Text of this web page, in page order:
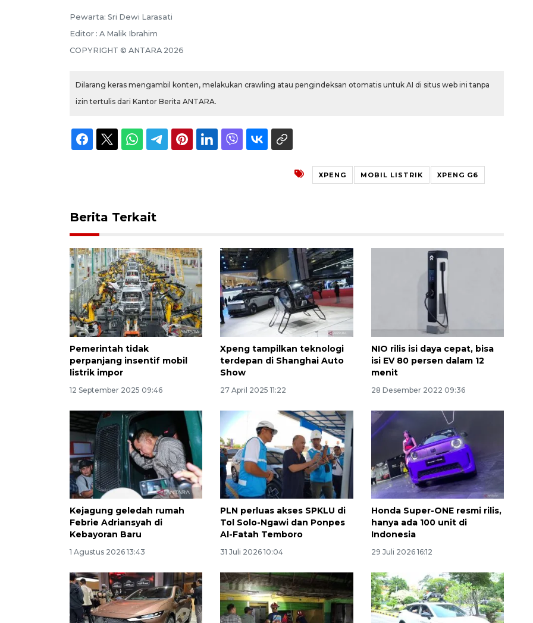
Pewarta: Sri Dewi Larasati
Editor : A Malik Ibrahim
COPYRIGHT © ANTARA 2026
Dilarang keras mengambil konten, melakukan crawling atau pengindeksan otomatis untuk AI di situs web ini tanpa
izin tertulis dari Kantor Berita ANTARA.
XPENG MOBIL LISTRIK XPENG G6
Berita Terkait
Pemerintah tidak
perpanjang insentif mobil
listrik impor
12 September 2025 09:46
Xpeng tampilkan teknologi
terdepan di Shanghai Auto
Show
27 April 2025 11:22
NIO rilis isi daya cepat, bisa
isi EV 80 persen dalam 12
menit
28 Desember 2022 09:36
Kejagung geledah rumah
Febrie Adriansyah di
Kebayoran Baru
1 Agustus 2026 13:43
PLN perluas akses SPKLU di
Tol Solo-Ngawi dan Ponpes
Al-Fatah Temboro
31 Juli 2026 10:04
Honda Super-ONE resmi rilis,
hanya ada 100 unit di
Indonesia
29 Juli 2026 16:12
2026-08-05 12:00:00